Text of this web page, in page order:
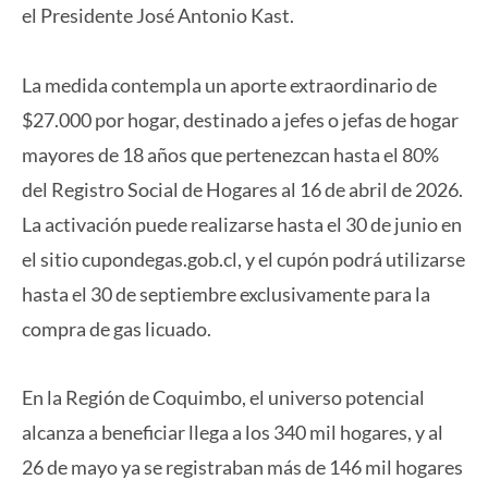
el Presidente José Antonio Kast.
La medida contempla un aporte extraordinario de
$27.000 por hogar, destinado a jefes o jefas de hogar
mayores de 18 años que pertenezcan hasta el 80%
del Registro Social de Hogares al 16 de abril de 2026.
La activación puede realizarse hasta el 30 de junio en
el sitio cupondegas.gob.cl, y el cupón podrá utilizarse
hasta el 30 de septiembre exclusivamente para la
compra de gas licuado.
En la Región de Coquimbo, el universo potencial
alcanza a beneficiar llega a los 340 mil hogares, y al
26 de mayo ya se registraban más de 146 mil hogares